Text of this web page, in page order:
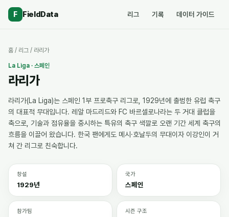
F FieldData 리그 기록 데이터 가이드
홈 / 리그 / 라리가
La Liga · 스페인
라리가
라리가(La Liga)는 스페인 1부 프로축구 리그로, 1929년에 출범한 유럽 축구
의 대표적 무대입니다. 레알 마드리드와 FC 바르셀로나라는 두 거대 클럽을
축으로, 기술과 점유율을 중시하는 특유의 축구 색깔로 오랜 기간 세계 축구의
흐름을 이끌어 왔습니다. 한국 팬에게도 메시·호날두의 무대이자 이강인이 거
쳐 간 리그로 친숙합니다.
창설
1929년
국가
스페인
참가팀 시즌 구조